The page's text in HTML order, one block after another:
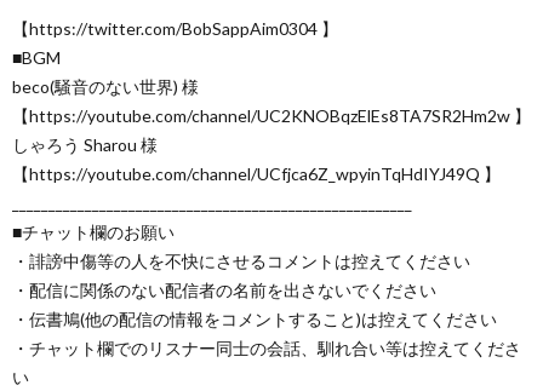
【https://twitter.com/BobSappAim0304 】
■BGM
beco(騒音のない世界) 様
【https://youtube.com/channel/UC2KNOBqzElEs8TA7SR2Hm2w 】
しゃろう Sharou 様
【https://youtube.com/channel/UCfjca6Z_wpyinTqHdIYJ49Q 】
■チャット欄のお願い
・誹謗中傷等の人を不快にさせるコメントは控えてください
・配信に関係のない配信者の名前を出さないでください
・伝書鳩(他の配信の情報をコメントすること)は控えてください
・チャット欄でのリスナー同士の会話、馴れ合い等は控えてくださ
い